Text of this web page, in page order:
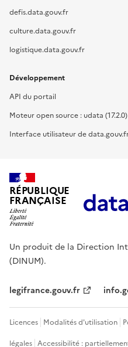
defis.data.gouv.fr
culture.data.gouv.fr
logistique.data.gouv.fr
Développement
API du portail
Moteur open source : udata (17.2.0)
Interface utilisateur de
RÉPUBLIQUE
FRANÇAISE
Un produit de la Direction
(DINUM).
legifrance.gouv.fr
Licences Modalités d'utilisation
légales Accessibilité :